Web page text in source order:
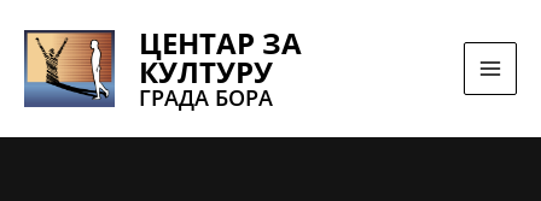
sadržaj
ЦЕНТАР ЗА
КУЛТУРУ
ГРАДА БОРА